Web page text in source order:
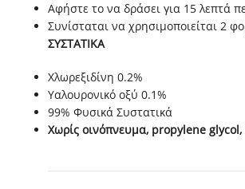
Αφήστε το να δράσει για 15 λεπτά
Συνίσταται να χρησιμοποιείται 2
ΣΥΣΤΑΤΙΚΑ
Χλωρεξιδίνη 0.2%
Υαλουρονικό οξύ 0.1%
99% Φυσικά Συστατικά
Χωρίς οινόπνευμα, propylene